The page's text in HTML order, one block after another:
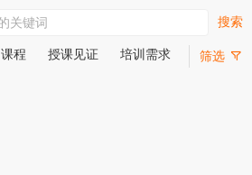
搜索
筛选
课程 授课见证 培训需求